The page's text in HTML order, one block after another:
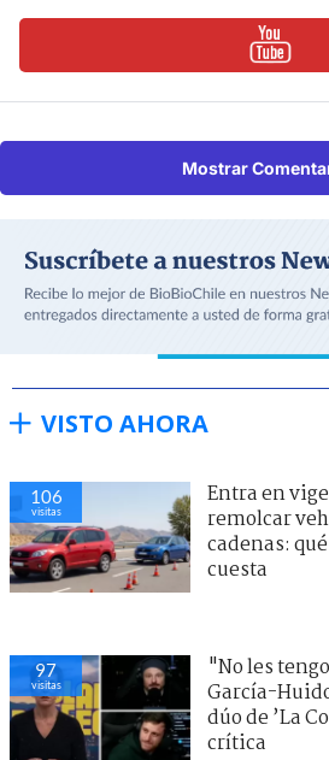
Mostrar
VISTO AHORA
106
visitas
Entra en
remolcar
cadenas:
cuesta
97
visitas
"No les
García-
dúo de ’La
crítica